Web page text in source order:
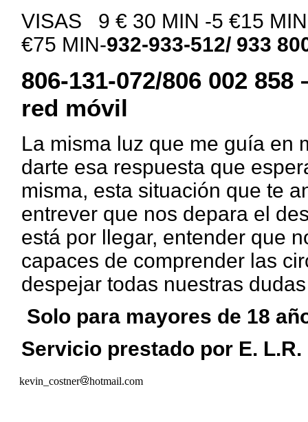
VISAS 9 € 30 MIN -5 €15
€75 MIN-932-933-512/ 933
806-131-072/806 002
red móvil
La misma luz que me guía en
darte esa respuesta que
misma, esta situación que te
entrever que nos depara el
está por llegar, entender que
capaces de comprender las
despejar todas nuestras
Solo para mayores de 18
Servicio prestado por E.
kevin_costner hotmail.com